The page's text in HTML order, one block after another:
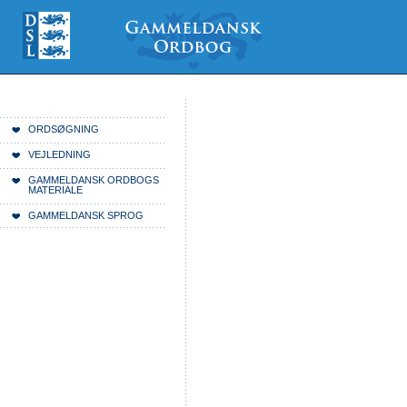
indhold
Videre
værktøjer
ORDSØGNING
VEJLEDNING
GAMMELDANSK ORDBOGS
MATERIALE
GAMMELDANSK SPROG